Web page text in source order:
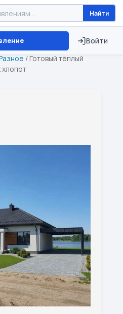
Найти
Войти
⏱ ТОЛЬКО 15 ДНЕЙ
/ Готовый тёплый
хлопот